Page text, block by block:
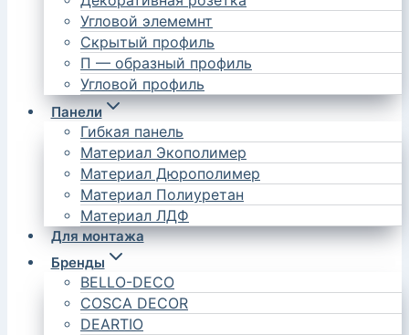
Угловой элемемнт
Скрытый профиль
П — образный профиль
Угловой профиль
Панели
Гибкая панель
Материал Экополимер
Материал Дюрополимер
Материал Полиуретан
Материал ЛДФ
Для монтажа
Бренды
BELLO-DECO
COSCA DECOR
DEARTIO